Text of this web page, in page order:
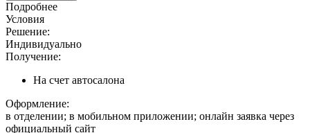
Подробнее
Условия
Решение:
Индивидуально
Получение:
На счет автосалона
Оформление:
в отделении; в мобильном приложении; онлайн заявка через
официальный сайт